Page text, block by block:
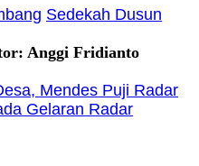
Sedekah Dusun
Anggi Fridianto
Mendes Puji Radar
Gelaran Radar